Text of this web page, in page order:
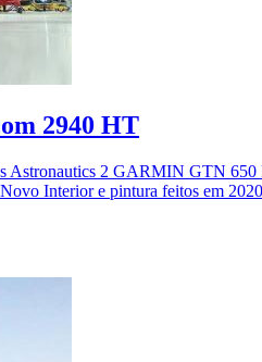
2940 HT
Astronautics 2 GARMIN GTN
Interior e pintura feitos em